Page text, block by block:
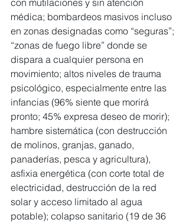
médica; bombardeos masivos incluso
en zonas designadas como “seguras”;
“zonas de fuego libre” donde se
dispara a cualquier persona en
movimiento; altos niveles de trauma
psicológico, especialmente entre las
infancias (96% siente que morirá
pronto; 45% expresa deseo de morir);
hambre sistemática (con destrucción
de molinos, granjas, ganado,
panaderías, pesca y agricultura),
asfixia energética (con corte total de
electricidad, destrucción de la red
solar y acceso limitado al agua
potable); colapso sanitario (19 de 36